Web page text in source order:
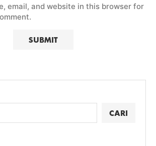
email, and website in this browser for
CARI